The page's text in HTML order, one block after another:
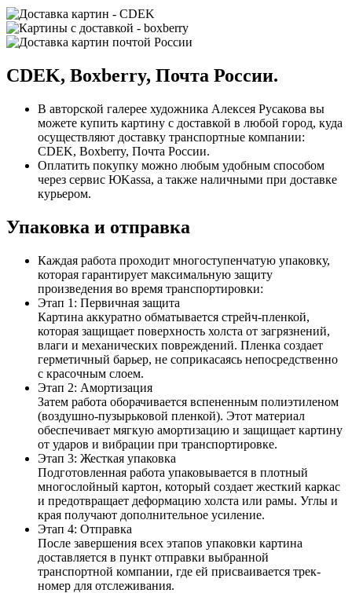
CDEK, Boxberry, Почта России.
В авторской галерее художника Алексея Русакова вы
можете купить картину с доставкой в любой город, куда
осуществляют доставку транспортные компании:
CDEK, Boxberry, Почта России.
Оплатить покупку можно любым удобным способом
через сервис ЮKаssа, а также наличными при доставке
курьером.
Упаковка и отправка
Каждая работа проходит многоступенчатую упаковку,
которая гарантирует максимальную защиту
произведения во время транспортировки:
Этап 1: Первичная защита
Картина аккуратно обматывается стрейч-пленкой,
которая защищает поверхность холста от загрязнений,
влаги и механических повреждений. Пленка создает
герметичный барьер, не соприкасаясь непосредственно
с красочным слоем.
Этап 2: Амортизация
Затем работа оборачивается вспененным полиэтиленом
(воздушно-пузырьковой пленкой). Этот материал
обеспечивает мягкую амортизацию и защищает картину
от ударов и вибрации при транспортировке.
Этап 3: Жесткая упаковка
Подготовленная работа упаковывается в плотный
многослойный картон, который создает жесткий каркас
и предотвращает деформацию холста или рамы. Углы и
края получают дополнительное усиление.
Этап 4: Отправка
После завершения всех этапов упаковки картина
доставляется в пункт отправки выбранной
транспортной компании, где ей присваивается трек-
номер для отслеживания.